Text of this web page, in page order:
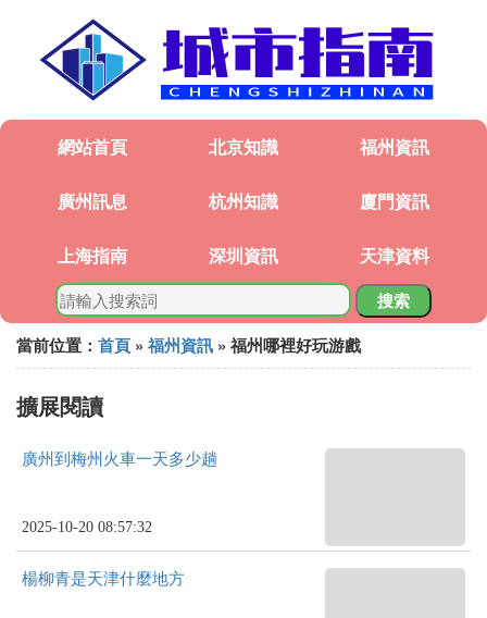
網站首頁 北京知識 福州資訊
廣州訊息 杭州知識 廈門資訊
上海指南 深圳資訊 天津資料
搜索
當前位置： 首頁 » 福州資訊 » 福州哪裡好玩游戲
擴展閱讀
廣州到梅州火車一天多少趟
2025-10-20 08:57:32
楊柳青是天津什麼地方